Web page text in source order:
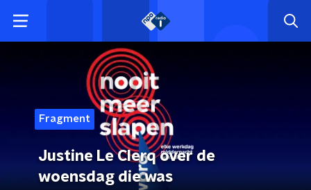
Fragment
Justine Le Clerq over de
woensdag die was